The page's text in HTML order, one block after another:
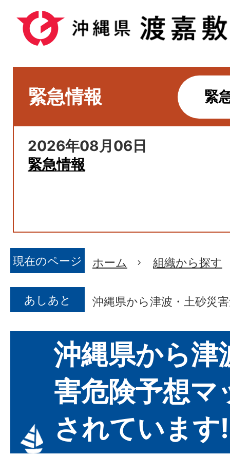
緊急情報 緊
2026年08月06日
緊急情報
現在のページ ホーム 組織から探す
あしあと 沖縄県から津波・土砂災
沖縄県から津
害危険予想マ
されています!